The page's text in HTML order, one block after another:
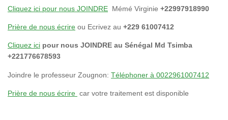
Cliquez ici pour nous JOINDRE Mémé Virginie +22997918990
Prière de nous écrire ou Ecrivez au +229 61007412
Cliquez ici pour nous JOINDRE au Sénégal Md Tsimba
+221776678593
Joindre le professeur Zougnon: Téléphoner à 0022961007412
Prière de nous écrire car votre traitement est disponible